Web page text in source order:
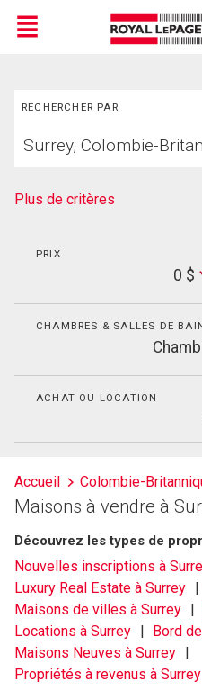
Menu
RECHERCHER PAR
votre
Plus de critères
PRIX
0 $
CHAMBRES & SALLES DE
ACHAT OU LOCATION
Accueil Colombie-
Maisons à vendre à
Découvrez les types de
Nouvelles inscriptions à
Luxury Real Estate à Surrey
Maisons de villes à Surrey
Locations à Surrey
Bord
Maisons Neuves à Surrey
Propriétés à revenus à Surrey